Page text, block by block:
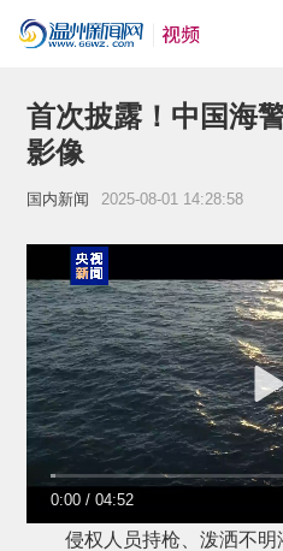
首次披露！中国海
影像
国内新闻 2025-08-01 14:28:58
0:00 /04:52
侵权人员持枪、泼洒不明